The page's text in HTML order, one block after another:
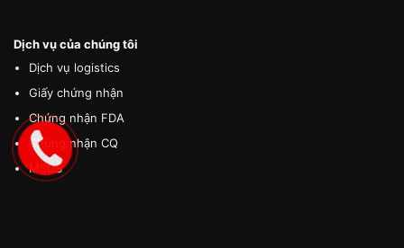
Dịch vụ của chúng tôi
Dịch vụ logistics
Giấy chứng nhận
Chứng nhận FDA
Chứng nhận CQ
MSDS